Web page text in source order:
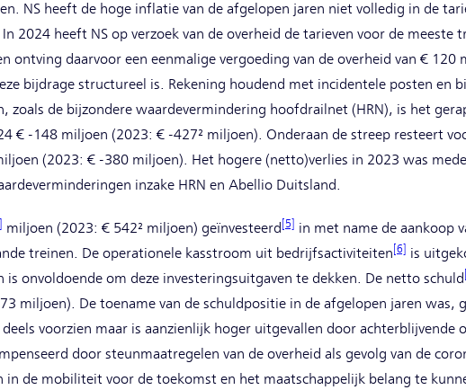
NS heeft de hoge inflatie van de afgelopen jaren niet volledig in de
2024 heeft NS op verzoek van de overheid de tarieven voor de meeste
ontving daarvoor een eenmalige vergoeding van de overheid van € 120
bijdrage structureel is. Rekening houdend met incidentele posten en
zoals de bijzondere waardevermindering hoofdrailnet (HRN), is het
€ -148 miljoen (2023: € -427² miljoen). Onderaan de streep resteert
(2023: € -380 miljoen). Het hogere (netto)verlies in 2023 was
inzake HRN en Abellio Duitsland.
miljoen (2023: € 542² miljoen) geïnvesteerd [5]
in met name de aankoop
treinen. De operationele kasstroom uit bedrijfsactiviteiten [6]
is
is onvoldoende om deze investeringsuitgaven te dekken. De netto schuld
miljoen). De toename van de schuldpositie in de afgelopen jaren was,
voorzien maar is aanzienlijk hoger uitgevallen door achterblijvende
door steunmaatregelen van de overheid als gevolg van de
in de mobiliteit voor de toekomst en het maatschappelijk belang te